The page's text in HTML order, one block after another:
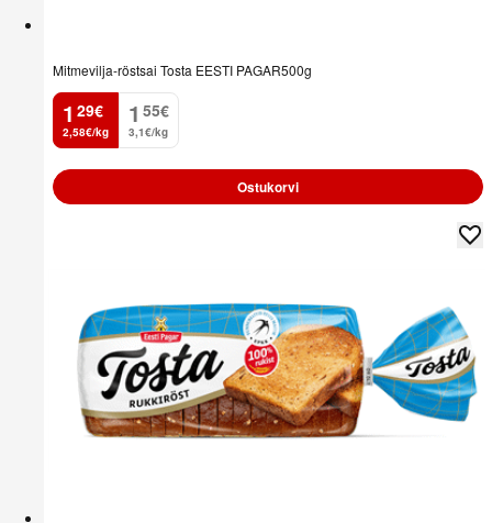
Mitmevilja-röstsai Tosta EESTI PAGAR500g
1
. 29€
2,58€/kg
1
. 55€
3,1€/kg
Ostukorvi